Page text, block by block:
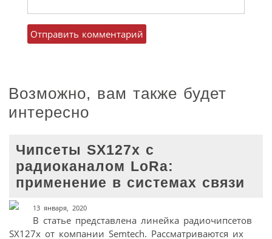
Возможно, вам также будет
интересно
Чипсеты SX127x с
радиоканалом LoRa:
применение в системах связи
13 января, 2020
В статье представлена линейка радиочипсетов
SX127x от компании Semtech. Рассматриваются их